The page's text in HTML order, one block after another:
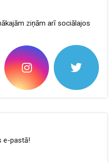
ziņām arī sociālajos
e-pastā!